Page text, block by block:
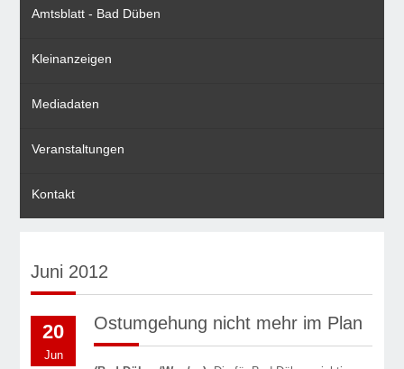
Amtsblatt - Bad Düben
Kleinanzeigen
Mediadaten
Veranstaltungen
Kontakt
Juni 2012
20
Jun
Ostumgehung nicht mehr im Plan